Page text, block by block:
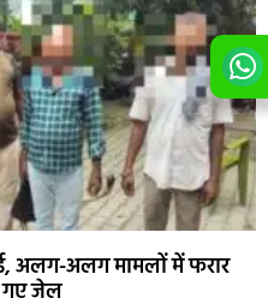
अलग-अलग मामलों में फरार